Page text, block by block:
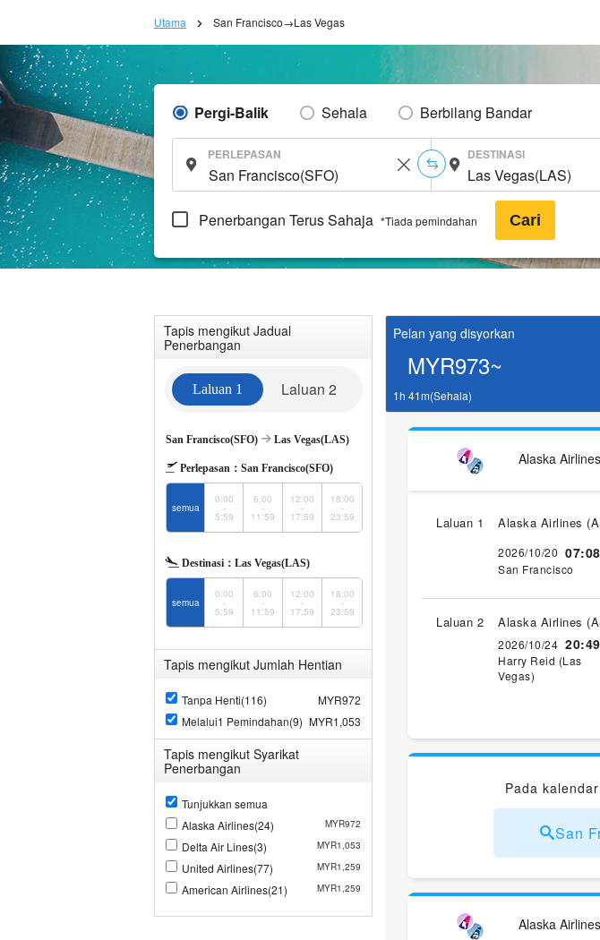
Utama San Francisco→Las Vegas
Pergi-Balik Sehala Berbilang Bandar
PERLEPASAN DESTINASI
Penerbangan Terus Sahaja *Tiada pemindahan Cari
Tapis mengikut Jadual
Penerbangan
Laluan 1 Laluan 2
San Francisco(SFO) Las Vegas(LAS)
Perlepasan： San Francisco(SFO)
semua
0:00
-
5:59
6:00
-
11:59
12:00
-
17:59
18:00
-
23:59
Destinasi： Las Vegas(LAS)
semua
0:00
-
5:59
6:00
-
11:59
12:00
-
17:59
18:00
-
23:59
Tapis mengikut Jumlah Hentian
Tanpa Henti(116)
MYR972
Melalui1 Pemindahan(9) MYR1,053
Tapis mengikut Syarikat
Penerbangan
Tunjukkan semua
Alaska Airlines(24)
MYR972
Delta Air Lines(3) MYR1,053
United Airlines(77) MYR1,259
American Airlines(21) MYR1,259
Pelan yang disyorkan
MYR973~
1h 41m(Sehala)
Alaska Airlines
Laluan 1 Alaska Airlines (
2026/10/20 07:08
San Francisco
Laluan 2 Alaska Airlines (
2026/10/24 20:49
Harry Reid (Las
Vegas)
Pada
San
Alaska Airlines